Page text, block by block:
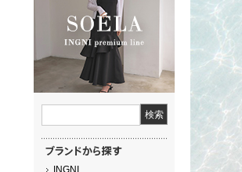
INGNI